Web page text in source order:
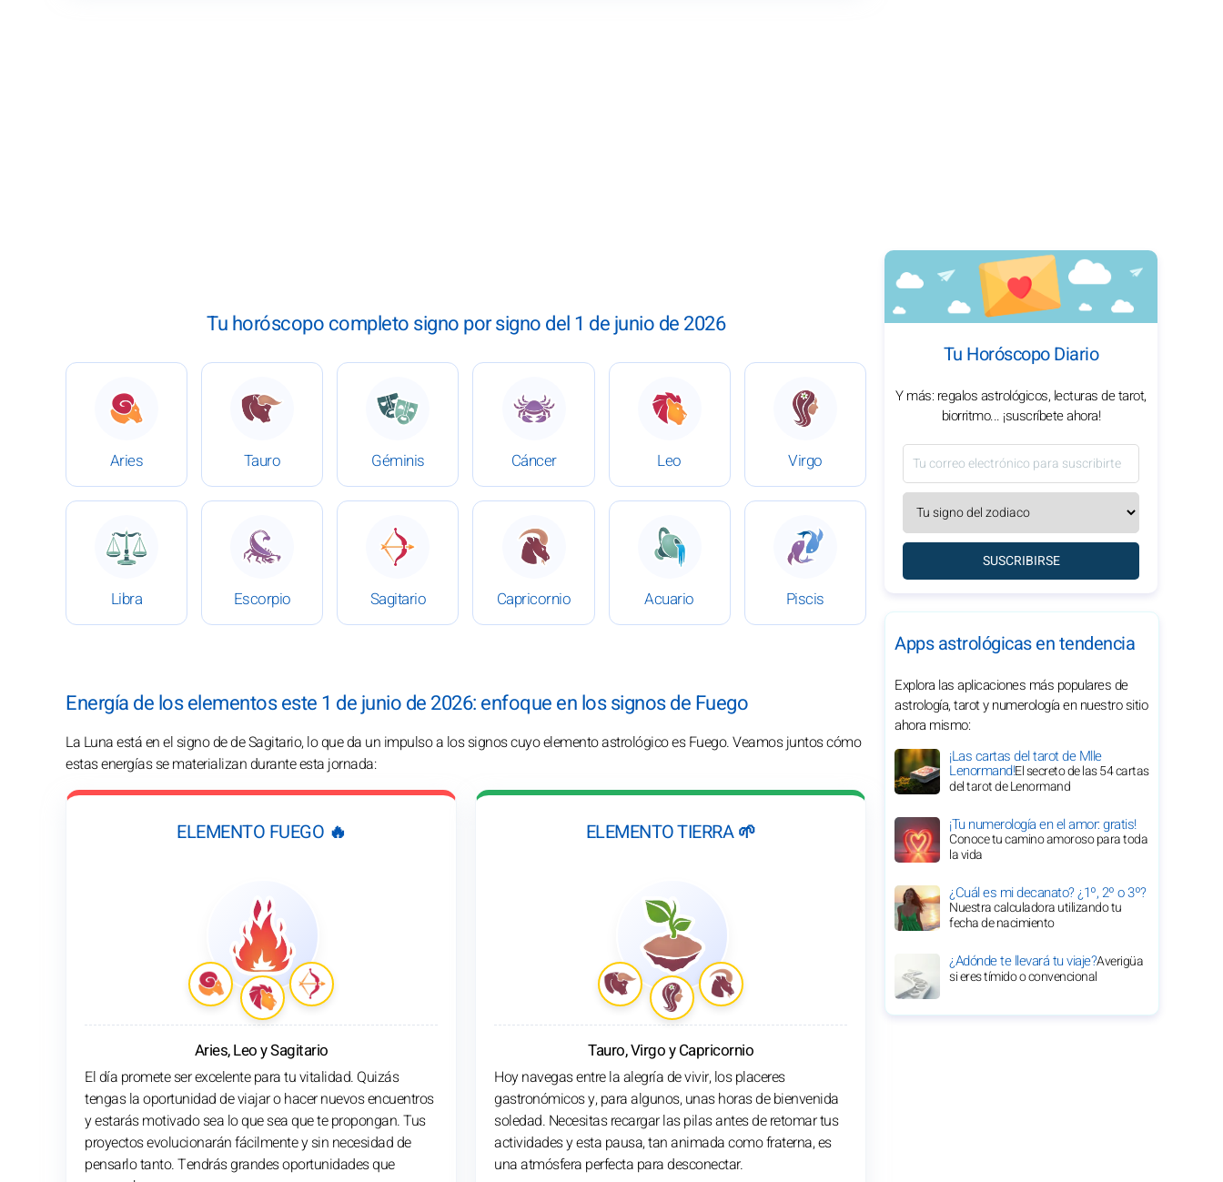
Tu horóscopo completo signo por signo del 1 de junio de 2026
Aries Tauro
: Horóscopo del 1 de junio de 2026
Géminis
: Horóscopo del 1 de junio de 2026
Cáncer
: Horóscopo del 1 de junio de 2026
Leo
: Horóscopo del 1 de junio de 2026
Virgo
: Horóscopo del 1 de junio de 2026
Libra
: Horóscopo del 1 de junio de 2026
Escorpio
: Horóscopo del 1 de junio de 2026
Sagitario
: Horóscopo del 1 de junio de 2026
Capricornio
: Horóscopo del 1 de junio de 2026
Acuario
: Horóscopo del 1 de junio de 2026
Piscis
: Horóscopo del 1 de junio de 2026
Energía de los elementos este 1 de junio de 2026: enfoque en los signos de Fuego
La Luna está en el signo de de Sagitario, lo que da un impulso a los signos cuyo elemento astrológico es Fuego. Veamos juntos cómo
estas energías se materializan durante esta jornada:
ELEMENTO FUEGO 🔥
Aries, Leo y Sagitario
El día promete ser excelente para tu vitalidad. Quizás
tengas la oportunidad de viajar o hacer nuevos encuentros
y estarás motivado sea lo que sea que te propongan. Tus
proyectos evolucionarán fácilmente y sin necesidad de
pensarlo tanto. Tendrás grandes oportunidades que
ELEMENTO TIERRA 🌱
Tauro, Virgo y Capricornio
Hoy navegas entre la alegría de vivir, los placeres
gastronómicos y, para algunos, unas horas de bienvenida
soledad. Necesitas recargar las pilas antes de retomar tus
actividades y esta pausa, tan animada como fraterna, es
una atmósfera perfecta para desconectar.
Tu Horóscopo Diario
Y más: regalos astrológicos, lecturas de tarot,
biorritmo... ¡suscríbete ahora!
SUSCRIBIRSE
Apps astrológicas en tendencia
Explora las aplicaciones más populares de
astrología, tarot y numerología en nuestro sitio
ahora mismo:
¡Las cartas del tarot de Mlle
Lenormand!El secreto de las 54 cartas
del tarot de Lenormand
¡Tu numerología en el amor: gratis!
Conoce tu camino amoroso para toda
la vida
¿Cuál es mi decanato? ¿1º, 2º o 3º?
Nuestra calculadora utilizando tu
fecha de nacimiento
¿Adónde te llevará tu viaje?Averigüa
si eres tímido o convencional